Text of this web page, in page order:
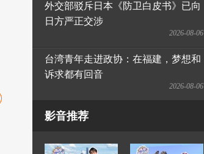
外交部驳斥日本《防卫白皮书》已向
日方严正交涉
2026-08-06
台湾青年走进政协：在福建，梦想和
诉求都有回音
2026-08-06
影音推荐